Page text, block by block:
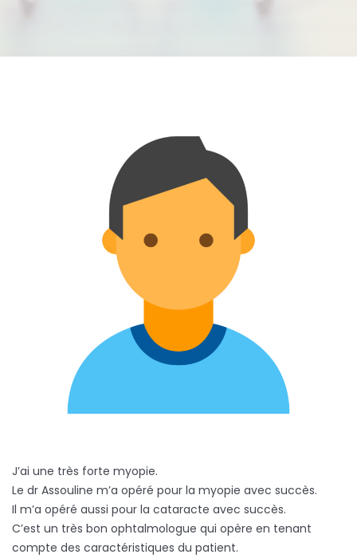
J’ai une très forte myopie.
Le dr Assouline m’a opéré pour la myopie avec succès.
Il m’a opéré aussi pour la cataracte avec succès.
C’est un très bon ophtalmologue qui opère en tenant
compte des caractéristiques du patient.